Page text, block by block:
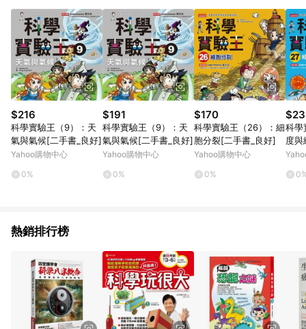
$216
科學實驗王（9）：天
氣與氣候[二手書_良好]
Yahoo購物中心
0%
$191
科學實驗王（9）：天
氣與氣候[二手書_良好]
Yahoo購物中心
0%
$170
科學實驗王（26）：細
胞分裂[二手書_良好]
Yahoo購物中心
0%
科學
度與
熱銷排行榜